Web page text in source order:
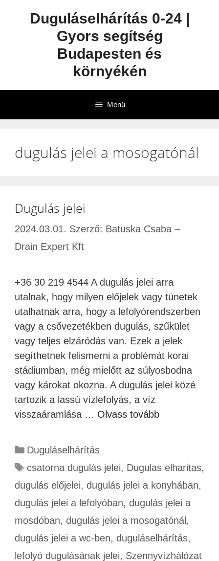
Duguláselhárítás 0-24 |
Gyors segítség
Budapesten és
környékén
Menü
dugulás jelei a mosogatónál
Dugulás jelei
2024.03.01. Szerző: Batuska Csaba –
Drain Expert Kft
+36 30 219 4544 A dugulás jelei arra
utalnak, hogy milyen előjelek vagy tünetek
utalhatnak arra, hogy a lefolyórendszerben
vagy a csővezetékben dugulás, szűkület
vagy teljes elzáródás van. Ezek a jelek
segíthetnek felismerni a problémát korai
stádiumban, még mielőtt az súlyosbodna
vagy károkat okozna. A dugulás jelei közé
tartozik a lassú vízlefolyás, a víz
visszaáramlása … Olvass tovább
Duguláselhárítás
csatorna dugulás jelei, Dugulas elharitas,
dugulás előjelei, dugulás jelei a konyhában,
dugulás jelei a lefolyóban, dugulás jelei a
mosdóban, dugulás jelei a mosogatónál ,
dugulás jelei a wc-ben, duguláselhárítás,
lefolyó dugulásának jelei, Szennyvízhálózat